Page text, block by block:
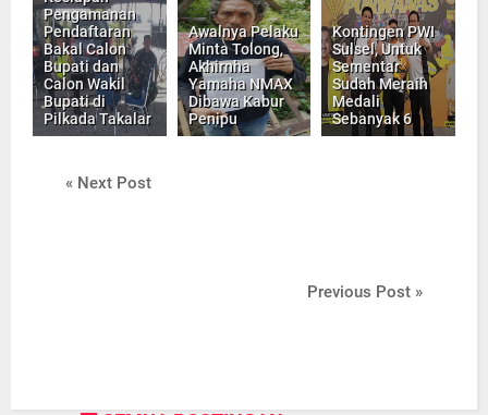
Pengamanan
Pendaftaran
Bakal Calon
Bupati dan
Calon Wakil
Bupati di
Pilkada Takalar
Awalnya Pelaku
Minta Tolong,
Akhirnha
Yamaha NMAX
Dibawa Kabur
Penipu
Kontingen PWI
Sulsel, Untuk
Sementar
Sudah Meraih
Medali
Sebanyak 6
« Next Post
Previous Post »